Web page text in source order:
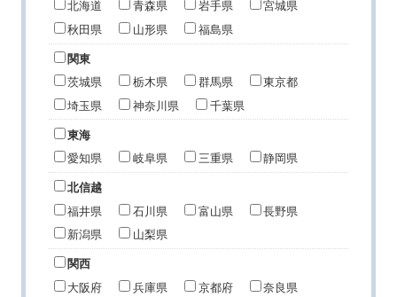
北海道 青森県 岩手県 宮城県
秋田県 山形県 福島県
関東
茨城県 栃木県 群馬県 東京都
埼玉県 神奈川県 千葉県
東海
愛知県 岐阜県 三重県 静岡県
北信越
福井県 石川県 富山県 長野県
新潟県 山梨県
関西
大阪府 兵庫県 京都府 奈良県